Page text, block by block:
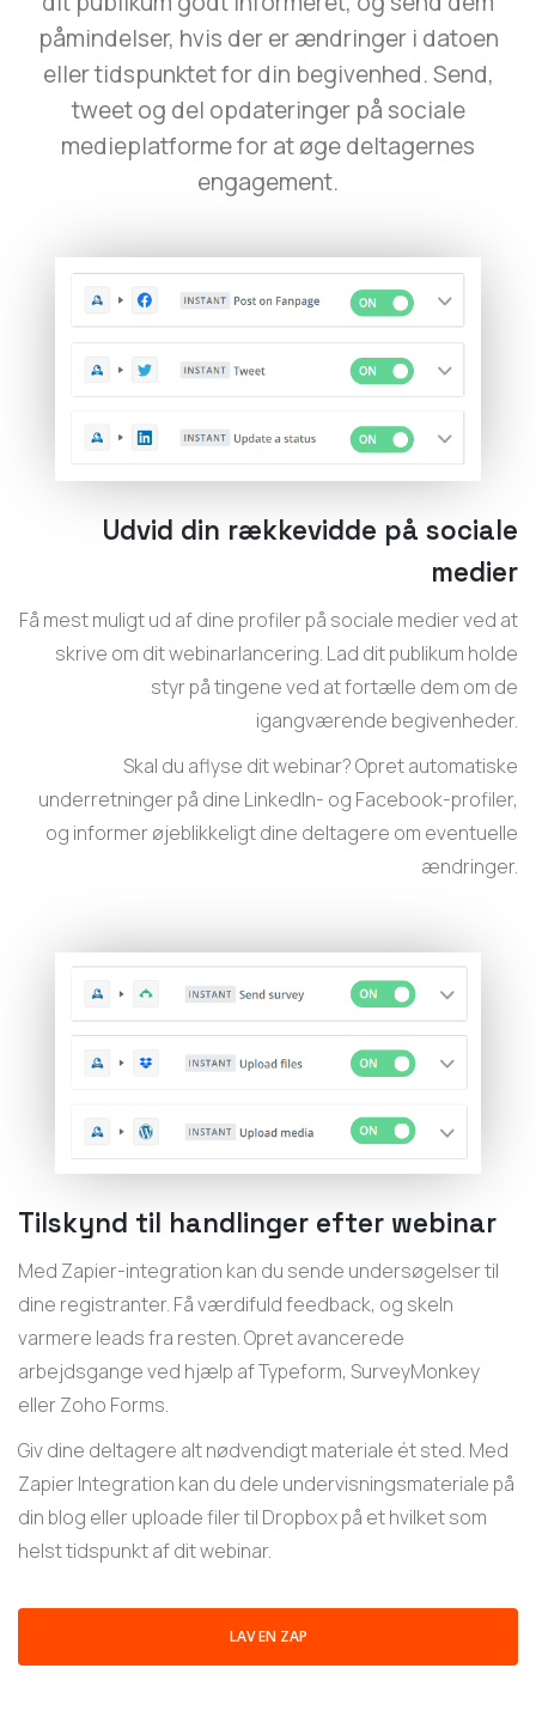
påmindelser, hvis der er ændringer i datoen
eller tidspunktet for din begivenhed. Send,
tweet og del opdateringer på sociale
medieplatforme for at øge deltagernes
engagement.
Udvid din rækkevidde på sociale
medier
Få mest muligt ud af dine profiler på sociale medier ved at
skrive om dit webinarlancering. Lad dit publikum holde
styr på tingene ved at fortælle dem om de
igangværende begivenheder.
Skal du aflyse dit webinar? Opret automatiske
underretninger på dine LinkedIn- og Facebook-profiler,
og informer øjeblikkeligt dine deltagere om eventuelle
ændringer.
Tilskynd til handlinger efter webinar
Med Zapier-integration kan du sende undersøgelser til
dine registranter. Få værdifuld feedback, og skeln
varmere leads fra resten. Opret avancerede
arbejdsgange ved hjælp af Typeform, SurveyMonkey
eller Zoho Forms.
Giv dine deltagere alt nødvendigt materiale ét sted. Med
Zapier Integration kan du dele undervisningsmateriale på
din blog eller uploade filer til Dropbox på et hvilket som
helst tidspunkt af dit webinar.
LAV EN ZAP